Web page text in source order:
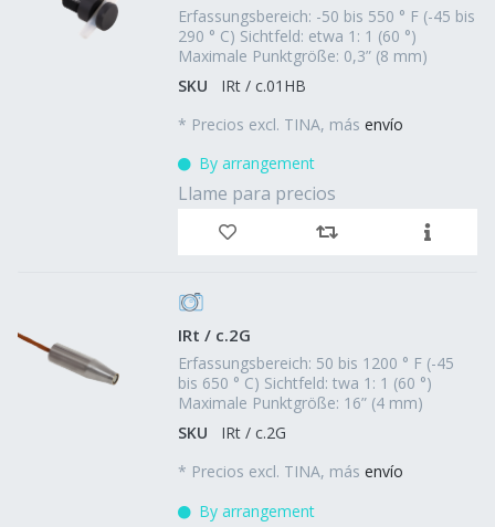
Erfassungsbereich: -50 bis 550 ° F (-45 bis
290 ° C) Sichtfeld: etwa 1: 1 (60 °)
Maximale Punktgröße: 0,3” (8 mm)
SKU
IRt / c.01HB
* Precios excl. TINA, más envío
By arrangement
Llame para precios
IRt / c.2G
Erfassungsbereich: 50 bis 1200 ° F (-45
bis 650 ° C) Sichtfeld: twa 1: 1 (60 °)
Maximale Punktgröße: 16” (4 mm)
SKU
IRt / c.2G
* Precios excl. TINA, más envío
By arrangement